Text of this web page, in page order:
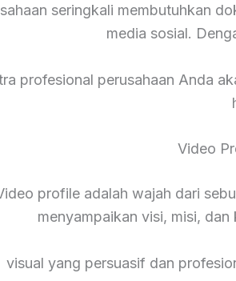
seringkali membutuhkan
media sosial.
profesional perusahaan Anda
Video
profile adalah wajah dari
menyampaikan visi, misi,
visual yang persuasif dan